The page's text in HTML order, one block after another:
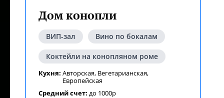
Дом конопли
ВИП-зал Вино по бокалам
Коктейли на конопляном роме
Кухня: Авторская, Вегетарианская,
Европейская
Средний счет: до 1000р